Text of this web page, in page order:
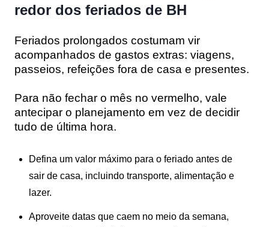
redor dos feriados de BH
Feriados prolongados costumam vir
acompanhados de gastos extras: viagens,
passeios, refeições fora de casa e presentes.
Para não fechar o mês no vermelho, vale
antecipar o planejamento em vez de decidir
tudo de última hora.
Defina um valor máximo para o feriado antes de
sair de casa, incluindo transporte, alimentação e
lazer.
Aproveite datas que caem no meio da semana,